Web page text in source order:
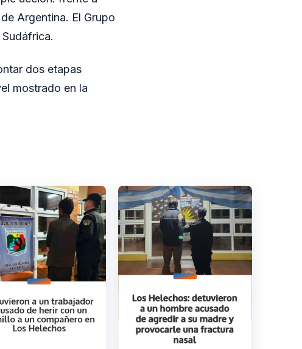
Argentina. El Grupo
dos etapas
mostrado en la